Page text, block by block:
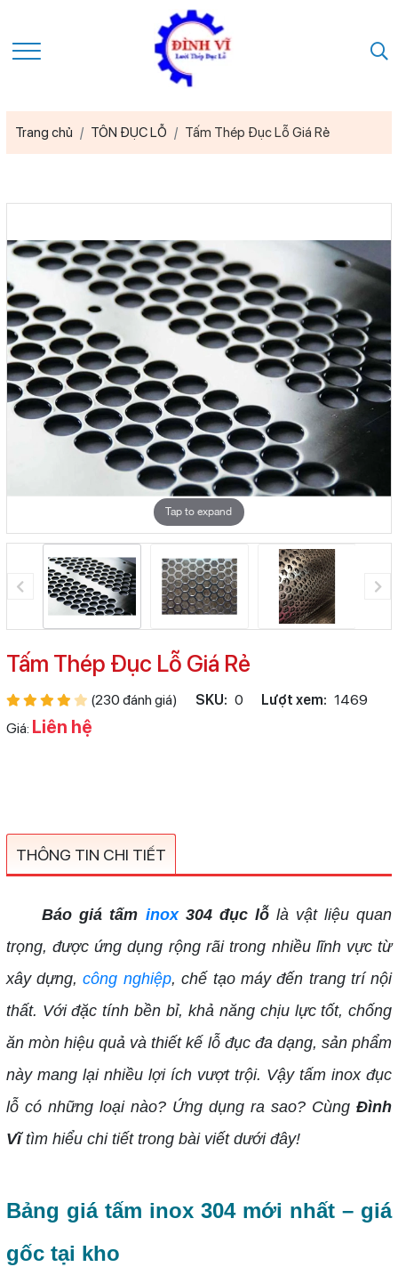
Trang chủ TÔN ĐỤC LỖ Tấm Thép Đục Lỗ Giá Rẻ
Tap to expand
Tấm Thép Đục Lỗ Giá Rẻ
(230 đánh giá) SKU: 0 Lượt xem: 1469
Giá: Liên hệ
THÔNG TIN CHI TIẾT
Báo giá tấm inox304 đục lỗlà vật liệu quan
trọng, được ứng dụng rộng rãi trong nhiều lĩnh vực từ
xây dựng,công nghiệp, chế tạo máy đến trang trí nội
thất. Với đặc tính bền bỉ, khả năng chịu lực tốt, chống
ăn mòn hiệu quả và thiết kế lỗ đục đa dạng, sản phẩm
này mang lại nhiều lợi ích vượt trội. Vậy tấm inox đục
lỗ có những loại nào? Ứng dụng ra sao? CùngĐình
Vĩtìm hiểu chi tiết trong bài viết dưới đây!
Bảng giá tấm inox 304 mới nhất – giá
gốc tại kho